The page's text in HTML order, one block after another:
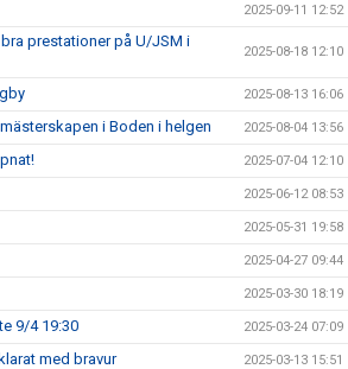
2025-09-11 12:52
prestationer på U/JSM i
2025-08-18 12:10
2025-08-13 16:06
i Boden i helgen 2025-08-04 13:56
2025-07-04 12:10
2025-06-12 08:53
2025-05-31 19:58
2025-04-27 09:44
2025-03-30 18:19
9/4 19:30 2025-03-24 07:09
med bravur 2025-03-13 15:51